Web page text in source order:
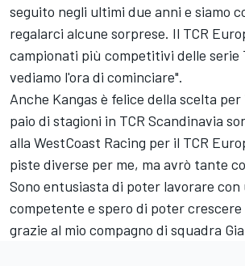
seguito negli ultimi due anni e siamo
regalarci alcune sorprese. Il TCR
campionati più competitivi delle serie
vediamo l'ora di cominciare".
Anche Kangas è felice della scelta per
paio di stagioni in TCR Scandinavia
alla WestCoast Racing per il TCR
piste diverse per me, ma avrò tante
Sono entusiasta di poter lavorare con
competente e spero di poter
grazie al mio compagno di squadra